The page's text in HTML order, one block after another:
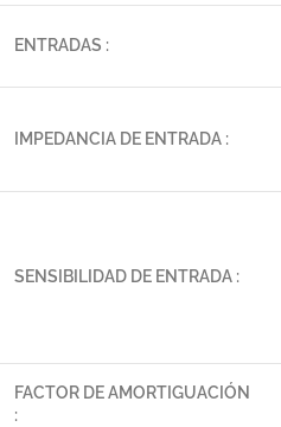
ENTRADAS :
IMPEDANCIA DE ENTRADA :
SENSIBILIDAD DE ENTRADA :
FACTOR DE AMORTIGUACIÓN
: